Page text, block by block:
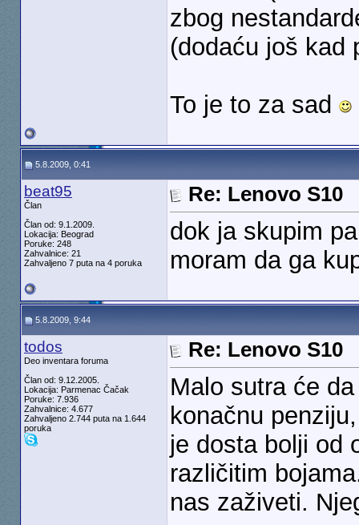
zbog
(dodaću još kad
To je to za sad
5.8.2009, 0:41
beat95
Član
Član od: 9.1.2009.
Lokacija: Beograd
Poruke: 248
Zahvalnice: 21
Zahvaljeno 7 puta na 4 poruka
Re: Lenovo S10
dok ja skupim
moram da ga
5.8.2009, 9:44
todos
Deo inventara foruma
Član od: 9.12.2005.
Lokacija: Parmenac Čačak
Poruke: 7.936
Zahvalnice: 4.677
Zahvaljeno 2.744 puta na 1.644
poruka
Re: Lenovo S10
Malo sutra će
konačnu
je dosta bolji od
različitim
nas zaživeti.